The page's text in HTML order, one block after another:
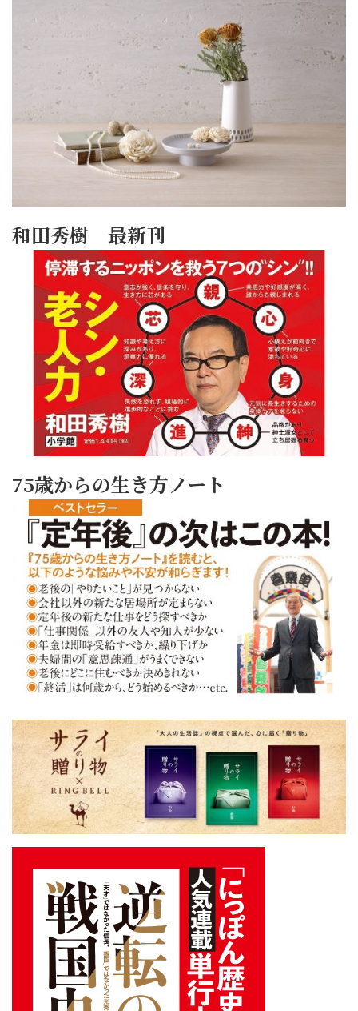
和田秀樹 最新刊
75歳からの生き方ノート